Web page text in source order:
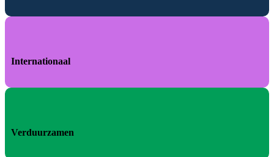
Internationaal
Verduurzamen